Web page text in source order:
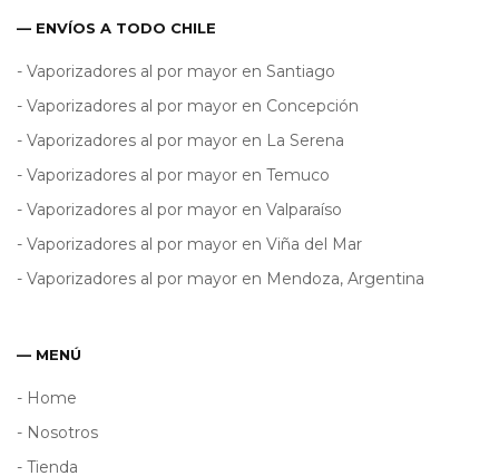
— ENVÍOS A TODO CHILE
- Vaporizadores al por mayor en Santiago
- Vaporizadores al por mayor en Concepción
- Vaporizadores al por mayor en La Serena
- Vaporizadores al por mayor en Temuco
- Vaporizadores al por mayor en Valparaíso
- Vaporizadores al por mayor en Viña del Mar
- Vaporizadores al por mayor en Mendoza, Argentina
— MENÚ
- Home
- Nosotros
- Tienda